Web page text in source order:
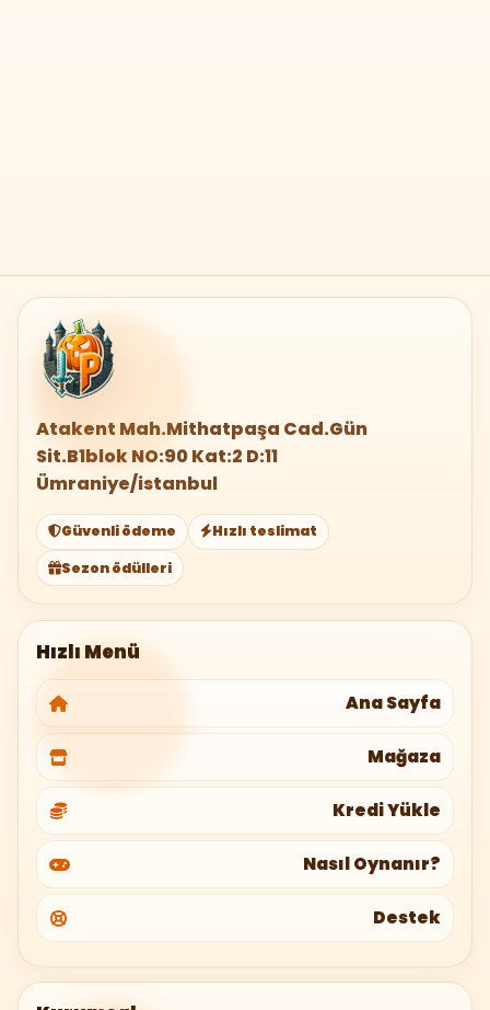
Atakent Mah.Mithatpaşa Cad.Gün
Sit.B1blok NO:90 Kat:2 D:11
Ümraniye/istanbul
Güvenli ödeme
Hızlı teslimat
Sezon ödülleri
Hızlı Menü
Ana Sayfa
Mağaza
Kredi Yükle
Nasıl Oynanır?
Destek